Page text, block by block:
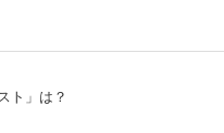
ト」は？